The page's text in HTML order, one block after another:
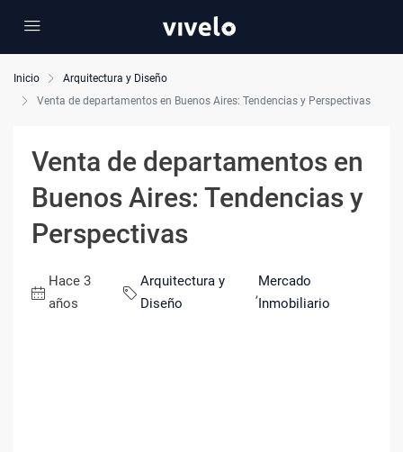
Inicio
Arquitectura y Diseño
Venta de departamentos en Buenos Aires: Tendencias y Perspectivas
Venta de departamentos en
Buenos Aires: Tendencias y
Perspectivas
Hace 3
años
Arquitectura y
Diseño
,
Mercado
Inmobiliario